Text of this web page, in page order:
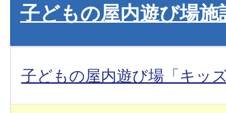
子どもの屋内遊び場施
子どもの屋内遊び場「キッ